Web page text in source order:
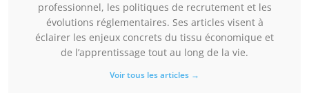
professionnel, les politiques de recrutement et les
évolutions réglementaires. Ses articles visent à
éclairer les enjeux concrets du tissu économique et
de l’apprentissage tout au long de la vie.
Voir tous les articles →